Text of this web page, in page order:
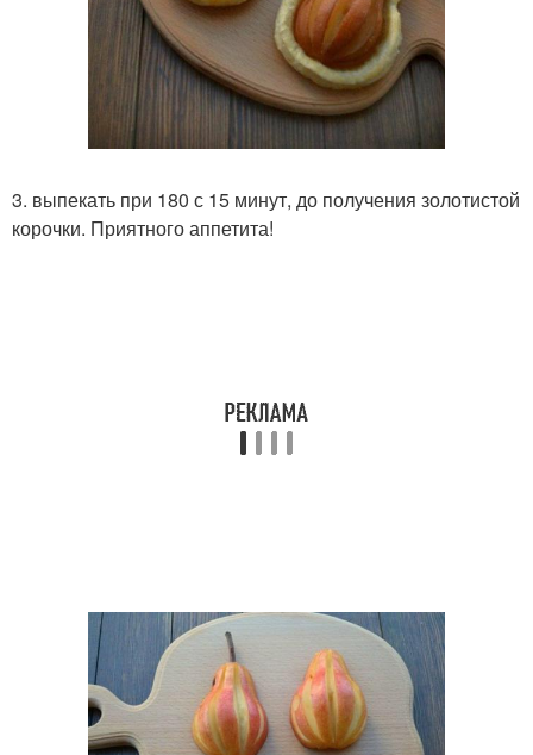
3. выпекать при 180 с 15 минут, до получения золотистой
корочки. Приятного аппетита!